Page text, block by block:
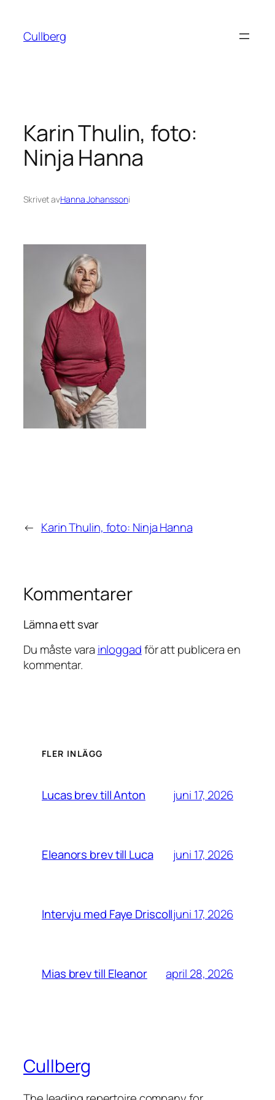
innehåll
Cullberg
Karin Thulin, foto:
Ninja Hanna
Skrivet avHanna Johanssoni
← Karin Thulin, foto: Ninja Hanna
Kommentarer
Lämna ett svar
Du måste vara inloggadför att publicera en
kommentar.
FLER INLÄGG
Lucas brev till Anton juni 17, 2026
Eleanors brev till Luca juni 17, 2026
Intervju med Faye Driscolljuni 17, 2026
Mias brev till Eleanor april 28, 2026
Cullberg